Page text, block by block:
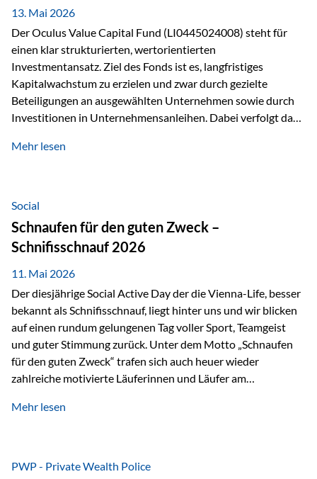
Gerade in…
13. Mai 2026
Der Oculus Value Capital Fund (LI0445024008) steht für
einen klar strukturierten, wertorientierten
Investmentansatz. Ziel des Fonds ist es, langfristiges
Kapitalwachstum zu erzielen und zwar durch gezielte
Beteiligungen an ausgewählten Unternehmen sowie durch
Investitionen in Unternehmensanleihen. Dabei verfolgt das
Marktbewegungen stehen im Fokus, sondern die
innerhalb der Private Wealth Police der Vienna-Life steht
der Oculus Value Capital Fund für einen langfristig
orientierten Value-Investing-Ansatz mit Fokus auf
fundamentale Unternehmensanalyse und nachhaltige
Wertentwicklung. Der Investmentansatz: Value Investing
mit Weitblick Im Zentrum steht ein…
Mehr lesen
Social
Schnaufen für den guten Zweck –
Schnifisschnauf 2026
11. Mai 2026
Der diesjährige Social Active Day der die Vienna-Life, besser
bekannt als Schnifisschnauf, liegt hinter uns und wir blicken
auf einen rundum gelungenen Tag voller Sport, Teamgeist
und guter Stimmung zurück. Unter dem Motto „Schnaufen
für den guten Zweck“ trafen sich auch heuer wieder
zahlreiche motivierte Läuferinnen und Läufer am
Höchstleistungen für einen guten Zweck zu erbringen. Mit
Mäder gesammelt werden konnten. Die anspruchsvolle
Mehr lesen
PWP - Private Wealth Police